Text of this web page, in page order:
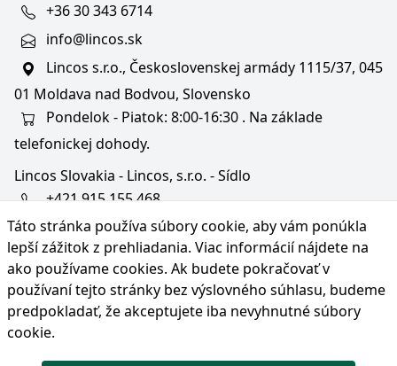
Táto stránka používa súbory cookie, aby vám ponúkla
lepší zážitok z prehliadania. Viac informácií nájdete na
ako používame cookies. Ak budete pokračovať v
používaní tejto stránky bez výslovného súhlasu, budeme
predpokladať, že akceptujete iba nevyhnutné súbory
cookie.
+36 30 343 6714
info@lincos.sk
Lincos s.r.o., Československej armády 1115/37, 045
01 Moldava nad Bodvou, Slovensko
Pondelok - Piatok: 8:00-16:30 . Na základe
telefonickej dohody.
Lincos Slovakia - Lincos, s.r.o. - Sídlo
+421 915 155 468
+36/30 343 6714
bratislava@lincos.sk
Lincos s.r.o., Rustaveliho 4, 831 06 Bratislava - m. č.
Rača, Slovensko
Iba sídlo firmy